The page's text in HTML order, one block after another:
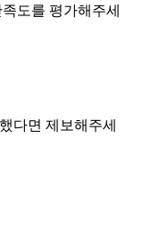
도를 평가해주세
다면 제보해주세